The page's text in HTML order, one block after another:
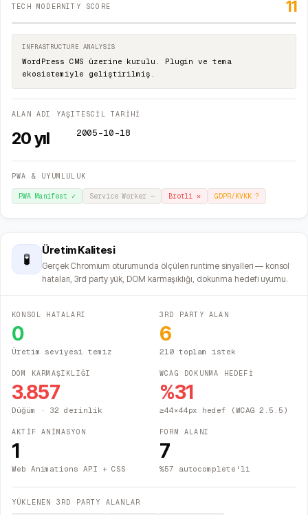
TECH MODERNITY SCORE 11
INFRASTRUCTURE ANALYSIS
WordPress CMS üzerine kurulu. Plugin ve tema
ekosistemiyle geliştirilmiş.
ALAN ADI YAŞI
20yıl
TESCİL TARİHİ
2005-10-18
PWA & UYUMLULUK
PWA Manifest✓ Service Worker — Brotli ✕ GDPR/KVKK?
🧪
Üretim Kalitesi
Gerçek Chromium oturumunda ölçülen runtime sinyalleri — konsol
hataları, 3rd party yük, DOM karmaşıklığı, dokunma hedefi uyumu.
KONSOL HATALARI
0
Üretim seviyesi temiz
3RD PARTY ALAN
6
210 toplam istek
DOM KARMAŞIKLIĞI
3.857
Düğüm · 32 derinlik
WCAG DOKUNMA HEDEFİ
%31
≥44×44px hedef (WCAG 2.5.5)
AKTİF ANİMASYON
1
Web Animations API + CSS
FORM ALANI
7
%57 autocomplete'li
YÜKLENEN 3RD PARTY ALANLAR